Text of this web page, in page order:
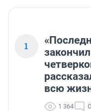
1
всю
1 364